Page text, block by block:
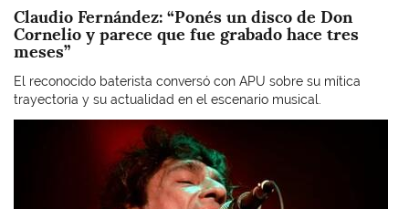
Claudio Fernández: “Ponés un disco de Don
Cornelio y parece que fue grabado hace tres
meses”
El reconocido baterista conversó con APU sobre su mítica
trayectoria y su actualidad en el escenario musical.